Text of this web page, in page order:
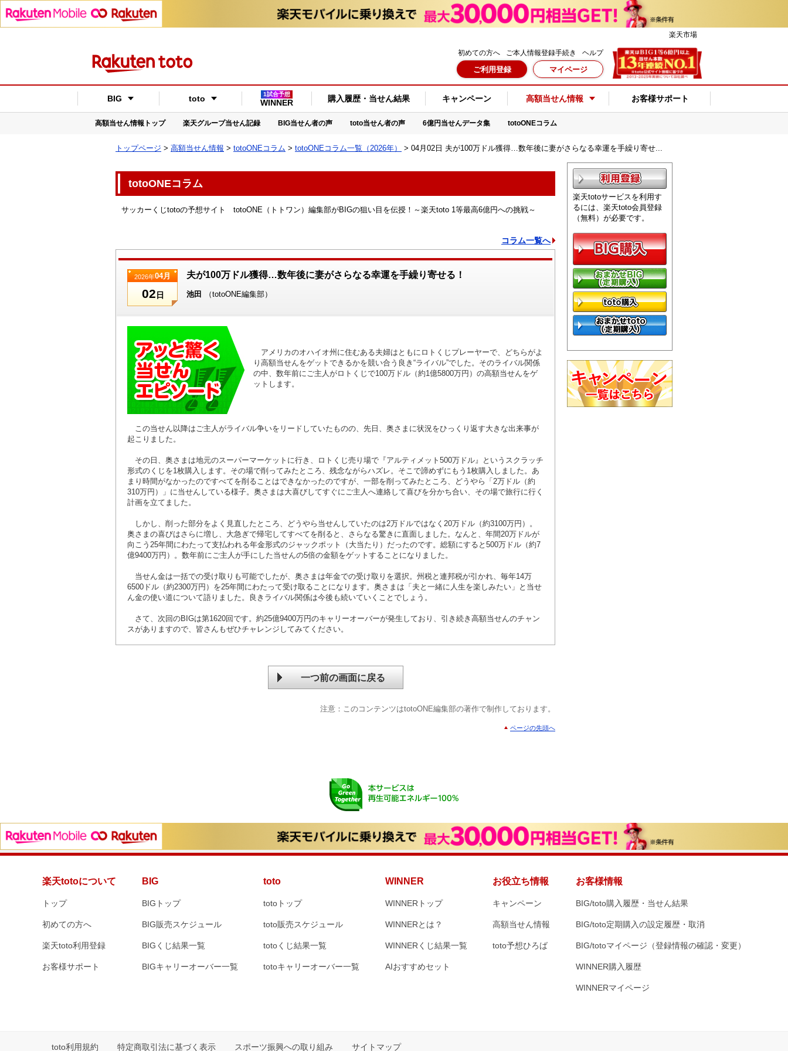
楽天市場
初めての方へ ご本人情報登録手続き ヘルプ
ご利用登録 マイページ
BIG toto 1試合予想
WINNER 購入履歴・当せん結果 キャンペーン 高額当せん情報 お客様サポート
高額当せん情報トップ 楽天グループ当せん記録 BIG当せん者の声 toto当せん者の声 6億円当せんデータ集 totoONEコラム
トップページ > 高額当せん情報 > totoONEコラム > totoONEコラム一覧（2026年） > 04月02日 夫が100万ドル獲得…数年後に妻がさらなる幸運を手繰り寄せ...
totoONEコラム
サッカーくじtotoの予想サイト totoONE（トトワン）編集部がBIGの狙い目を伝授！～楽天toto 1等最高6億円への挑戦～
コラム一覧へ
2026年04月
02 日
夫が100万ドル獲得…数年後に妻がさらなる幸運を手繰り寄せる！
池田 （totoONE編集部）
アメリカのオハイオ州に住むある夫婦はともにロトくじプレーヤーで、どちらがよ
り高額当せんをゲットできるかを競い合う良き“ライバル”でした。そのライバル関係
の中、数年前にご主人がロトくじで100万ドル（約1億5800万円）の高額当せんをゲ
ットします。
この当せん以降はご主人がライバル争いをリードしていたものの、先日、奥さまに状況をひっくり返す大きな出来事が
起こりました。
その日、奥さまは地元のスーパーマーケットに行き、ロトくじ売り場で『アルティメット500万ドル』というスクラッチ
形式のくじを1枚購入します。その場で削ってみたところ、残念ながらハズレ。そこで諦めずにもう1枚購入しました。あ
まり時間がなかったのですべてを削ることはできなかったのですが、一部を削ってみたところ、どうやら「2万ドル（約
310万円）」に当せんしている様子。奥さまは大喜びしてすぐにご主人へ連絡して喜びを分かち合い、その場で旅行に行く
計画を立てました。
しかし、削った部分をよく見直したところ、どうやら当せんしていたのは2万ドルではなく20万ドル（約3100万円）。
奥さまの喜びはさらに増し、大急ぎで帰宅してすべてを削ると、さらなる驚きに直面しました。なんと、年間20万ドルが
向こう25年間にわたって支払われる年金形式のジャックポット（大当たり）だったのです。総額にすると500万ドル（約7
億9400万円）。数年前にご主人が手にした当せんの5倍の金額をゲットすることになりました。
当せん金は一括での受け取りも可能でしたが、奥さまは年金での受け取りを選択。州税と連邦税が引かれ、毎年14万
6500ドル（約2300万円）を25年間にわたって受け取ることになります。奥さまは「夫と一緒に人生を楽しみたい」と当せ
ん金の使い道について語りました。良きライバル関係は今後も続いていくことでしょう。
さて、次回のBIGは第1620回です。約25億9400万円のキャリーオーバーが発生しており、引き続き高額当せんのチャン
スがありますので、皆さんもぜひチャレンジしてみてください。
一つ前の画面に戻る
注意：このコンテンツはtotoONE編集部の著作で制作しております。
ページの先頭へ
楽天totoサービスを利用す
るには、楽天toto会員登録
（無料）が必要です。
楽天totoについて
トップ
初めての方へ
楽天toto利用登録
お客様サポート
BIG
BIGトップ
BIG販売スケジュール
BIGくじ結果一覧
BIGキャリーオーバー一覧
toto
totoトップ
toto販売スケジュール
totoくじ結果一覧
totoキャリーオーバー一覧
WINNER
WINNERトップ
WINNERとは？
WINNERくじ結果一覧
AIおすすめセット
お役立ち情報
キャンペーン
高額当せん情報
toto予想ひろば
お客様情報
BIG/toto購入履歴・当せん結果
BIG/toto定期購入の設定履歴・取消
BIG/totoマイページ（登録情報の確認・変更）
WINNER購入履歴
WINNERマイページ
toto利用規約 特定商取引法に基づく表示 スポーツ振興への取り組み サイトマップ